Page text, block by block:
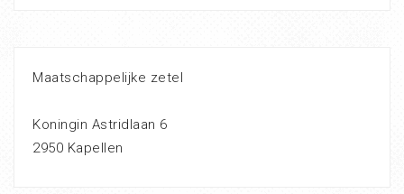
Maatschappelijke zetel
Koningin Astridlaan 6
2950 Kapellen